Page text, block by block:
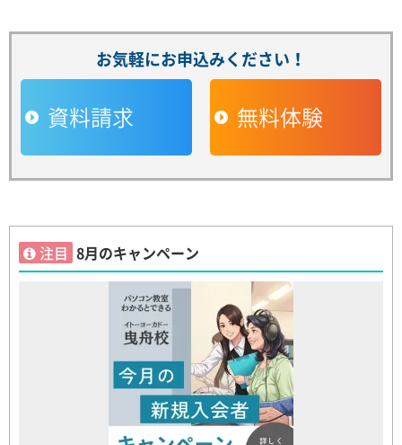
お気軽にお申込みください！
資料請求 無料体験
注目 8月のキャンペーン